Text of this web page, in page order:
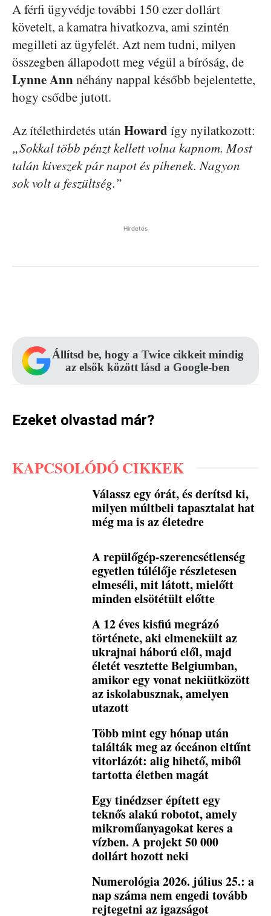
A férfi ügyvédje további 150 ezer dollárt
követelt, a kamatra hivatkozva, ami szintén
megilleti az ügyfelét. Azt nem tudni, milyen
összegben állapodott meg végül a bíróság, de
Lynne Annnéhány nappal később bejelentette,
hogy csődbe jutott.
Az ítélethirdetés után Howard így nyilatkozott:
„Sokkal több pénzt kellett volna kapnom. Most
talán kiveszek pár napot és pihenek. Nagyon
sok volt a feszültség.”
Hirdetés
Állítsd be, hogy a Twice cikkeit mindig
az elsők között lásd a Google-ben
Ezeket olvastad már?
KAPCSOLÓDÓ CIKKEK
Válassz egy órát, és derítsd ki,
milyen múltbeli tapasztalat hat
még ma is az életedre
A repülőgép-szerencsétlenség
egyetlen túlélője részletesen
elmeséli, mit látott, mielőtt
minden elsötétült előtte
A 12 éves kisfiú megrázó
története, aki elmenekült az
ukrajnai háború elől, majd
életét vesztette Belgiumban,
amikor egy vonat nekiütközött
az iskolabusznak, amelyen
utazott
Több mint egy hónap után
találták meg az óceánon eltűnt
vitorlázót: alig hihető, miből
tartotta életben magát
Egy tinédzser épített egy
teknős alakú robotot, amely
mikroműanyagokat keres a
vízben. A projekt 50 000
dollárt hozott neki
Numerológia 2026. július 25.: a
nap száma nem engedi tovább
rejtegetni az igazságot